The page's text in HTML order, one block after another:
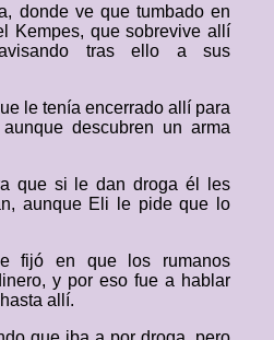
donde ve que tumbado en
Kempes, que sobrevive allí
tras ello a sus
le tenía encerrado allí para
descubren un arma
que si le dan droga él les
aunque Eli le pide que lo
fijó en que los rumanos
y por eso fue a hablar
allí.